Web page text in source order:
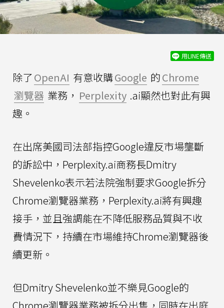
用LINE傳送
除了OpenAI 有意收購Google 的Chrome
瀏覽器 業務， Perplexity .ai顯然也對此有興
趣。
在出席美國司法部指控Google違反市場壟斷
的訴訟中，Perplexity.ai商務長Dmitry
Shevelenko表示若法院強制要求Google拆分
Chrome瀏覽器業務，Perplexity.ai將有興趣
接手，並且強調能在不降低服務品質與不收
費情況下，持續在市場維持Chrome瀏覽器後
續更新。
但Dmitry Shevelenko並不樂見Google的